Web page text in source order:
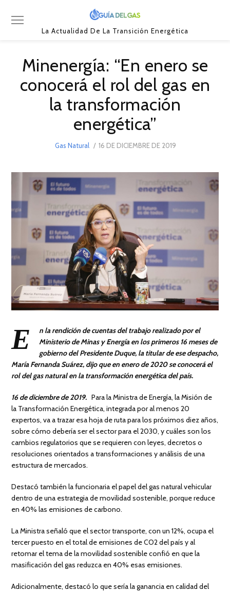
La Actualidad De La Transición Energética
Minenergía: “En enero se
conocerá el rol del gas en
la transformación
energética”
Gas Natural
POSTED
16 DE DICIEMBRE DE 2019
2019
E
n la rendición de cuentas del trabajo realizado por el
Ministerio de Minas y Energía en los primeros 16 meses de
gobierno del Presidente Duque, la titular de ese despacho,
María Fernanda Suárez, dijo que en enero de 2020 se conocerá el
rol del gas natural en la transformación energética del país.
16 de diciembre de 2019. Para la Ministra de Energía, la Misión de
la Transformación Energética, integrada por al menos 20
expertos, va a trazar esa hoja de ruta para los próximos diez años,
sobre cómo debería ser el sector para el 2030, y cuáles son los
cambios regulatorios que se requieren con leyes, decretos o
resoluciones orientados a transformaciones y análisis de una
estructura de mercados.
Destacó también la funcionaria el papel del gas natural vehicular
dentro de una estrategia de movilidad sostenible, porque reduce
en 40% las emisiones de carbono.
La Ministra señaló que el sector transporte, con un 12%, ocupa el
tercer puesto en el total de emisiones de CO2 del país y al
retomar el tema de la movilidad sostenible confió en que la
masificación del gas reduzca en 40% esas emisiones.
Adicionalmente, destacó lo que sería la ganancia en calidad del